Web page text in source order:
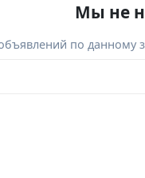
Мы не
по данному